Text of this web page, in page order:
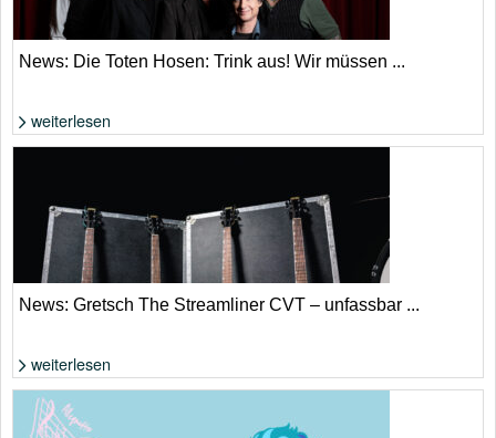
News: Die Toten Hosen: Trink aus! Wir müssen ...
weiterlesen
Wenig Geld für reichlich Gitarre | Gretsch
News: Gretsch The Streamliner CVT – unfassbar ...
weiterlesen